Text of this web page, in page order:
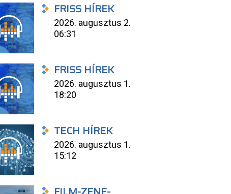
FRISS HÍREK
2026. augusztus 2.
06:31
FRISS HÍREK
2026. augusztus 1.
18:20
TECH HÍREK
2026. augusztus 1.
15:12